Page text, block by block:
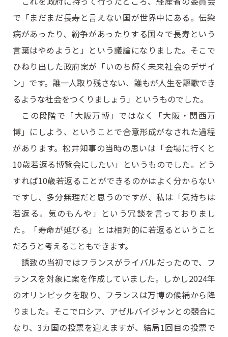
で「まだまだ長寿と言えない国が世界中にある。伝染
病があったり、紛争があったりする国々で長寿という
言葉はやめようと」という議論になりました。そこで
ひねり出した政府案が「いのち輝く未来社会のデザイ
ン」です。誰一人取り残さない、誰もが人生を謳歌でき
るような社会をつくりましょう」というものでした。
この段階で「大阪万博」ではなく「大阪・関西万
博」にしよう、ということで合意形成がなされた過程
があります。松井知事の当時の思いは「会場に行くと
10歳若返る博覧会にしたい」というものでした。どう
すれば10歳若返ることができるのかはよく分からない
ですし、多分無理だと思うのですが、私は「気持ちは
若返る。気のもんや」という冗談を言っておりまし
た。「寿命が延びる」とは相対的に若返るということ
だろうと考えることもできます。
誘致の当初ではフランスがライバルだったので、フ
ランスを対象に案を作成していました。しかし2024年
のオリンピックを取り、フランスは万博の候補から降
りました。そこでロシア、アゼルバイジャンとの競合に
なり、3カ国の投票を迎えますが、結局1回目の投票で